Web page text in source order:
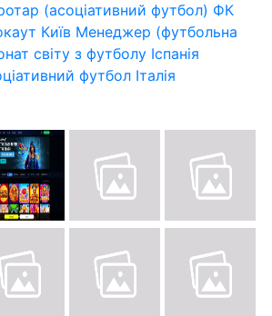
(асоціативний футбол) ФК
Київ Менеджер (футбольна
світу з футболу Іспанія
футбол Італія